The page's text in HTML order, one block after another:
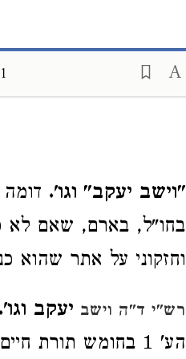
"וישב יעקב" וגו'.
בחו"ל, בארם, שאם לא
וחזקוני על אתר שהוא
רש"י ד"ה וישב יעקב
הע' 1 בחומש תורת